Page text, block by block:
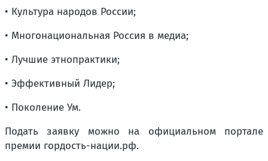
• Культура народов России;
• Многонациональная Россия в медиа;
• Лучшие этнопрактики;
• Эффективный Лидер;
• Поколение Ум.
Подать заявку можно на официальном портале
премии гордость-нации.рф.